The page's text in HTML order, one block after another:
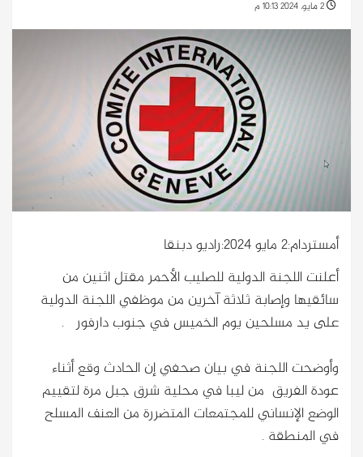
أمستردام:2 مايو 2024:راديو دبنقا
أعلنت اللجنة الدولية للصليب الأحمر مقتل اثنين من
سائقيها وإصابة ثلاثة آخرين من موظفي اللجنة الدولية
على يد مسلحين يوم الخميس في جنوب دارفور .
وأوضحت اللجنة في بيان صحفي إن الحادث وقع أثناء
عودة الفريق من ليبا في محلية شرق جبل مرة لتقييم
الوضع الإنساني للمجتمعات المتضررة من العنف المسلح
في المنطقة .